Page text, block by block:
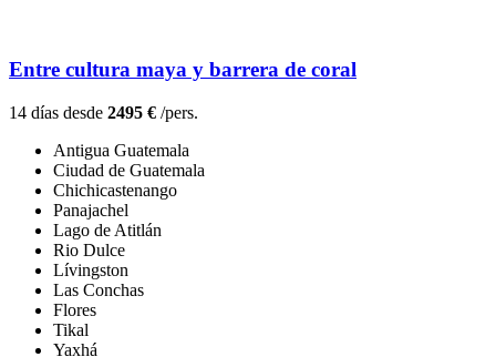
Entre cultura maya y barrera de coral
14 días desde 2495 € /pers.
Antigua Guatemala
Ciudad de Guatemala
Chichicastenango
Panajachel
Lago de Atitlán
Rio Dulce
Lívingston
Las Conchas
Flores
Tikal
Yaxhá